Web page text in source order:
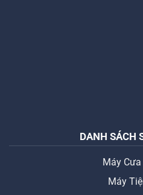
DANH SÁCH
Máy Cưa
Máy